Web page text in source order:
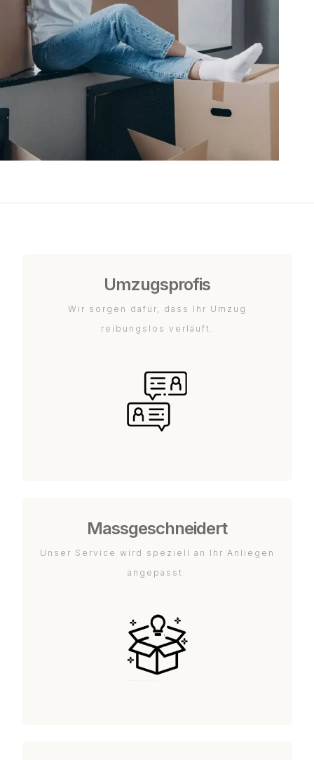
Umzugsprofis
Wir sorgen dafür, dass Ihr Umzug
reibungslos verläuft.
Massgeschneidert
Unser Service wird speziell an Ihr Anliegen
angepasst.